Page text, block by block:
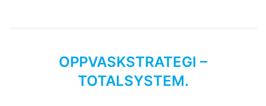
OPPVASKSTRATEGI –
TOTALSYSTEM.